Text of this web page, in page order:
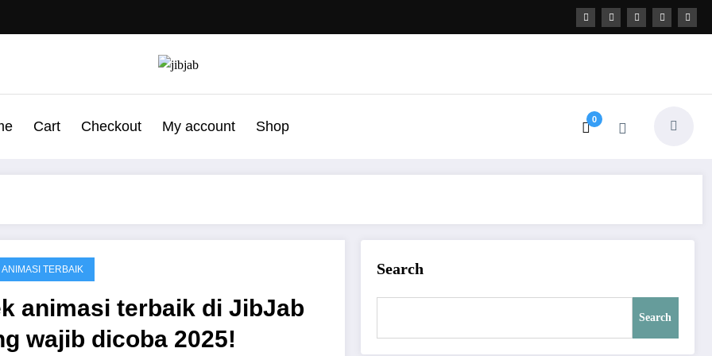
Cart Checkout My account Shop 0
ANIMASI TERBAIK
animasi terbaik di JibJab
wajib dicoba 2025!
Search
Search